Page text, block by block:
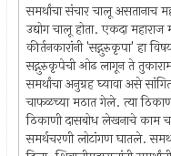
समर्थांचा संचार चालू असतानाच
उद्योग चालू होता. एकदा
कीर्तनकारांनी 'सद्गुरुकृपा' हा
सद्गुरुकृपेची ओढ लागून ते
समर्थांचा अनुग्रह घ्यावा असे
चाफळच्या मठात गेले. त्या
ठिकाणी दासबोध लेखनाचे काम
समर्थचरणी लोटांगण घातले.